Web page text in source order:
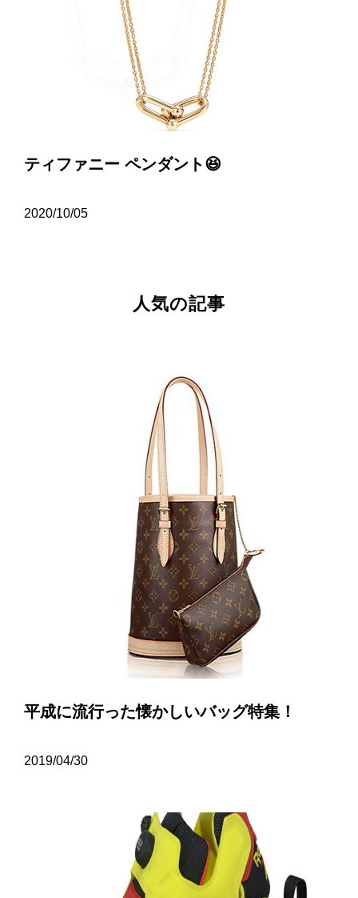
ティファニー ペンダント😆
2020/10/05
人気の記事
平成に流行った懐かしいバッグ特集！
2019/04/30